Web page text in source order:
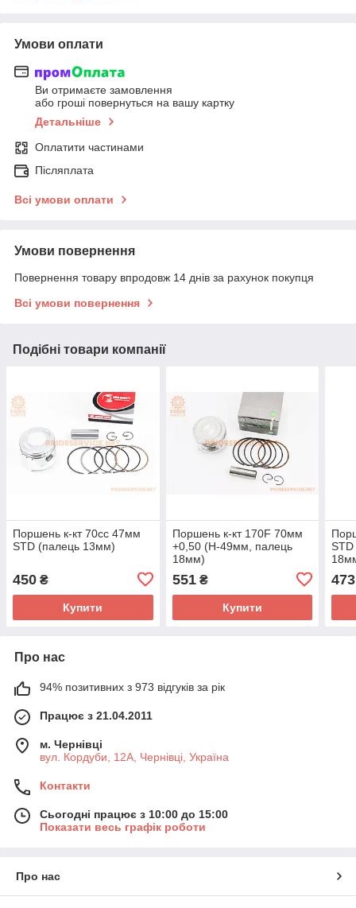
Умови оплати
Ви отримаєте замовлення
або гроші повернуться на вашу картку
Детальніше
Оплатити частинами
Післяплата
Всі умови оплати
Умови повернення
Повернення товару впродовж 14 днів за рахунок покупця
Всі умови повернення
Подібні товари компанії
Поршень к-кт 70cc 47мм
STD (палець 13мм)
450 ₴
Купити
Поршень к-кт 170F 70мм
+0,50 (H-49мм, палець
18мм)
551₴
Купити
473
Про нас
94% позитивних з 973 відгуків за рік
Працює з 21.04.2011
м. Чернівці
вул. Кордуби, 12А, Чернівці, Україна
Контакти
Сьогодні працює з 10:00 до 15:00
Показати весь графік роботи
Про нас